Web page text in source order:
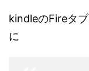
kindleのFireタ
に